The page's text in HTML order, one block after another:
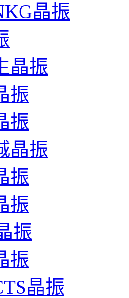
晶振
晶振
振
振
晶振
振
振
振
振
晶振